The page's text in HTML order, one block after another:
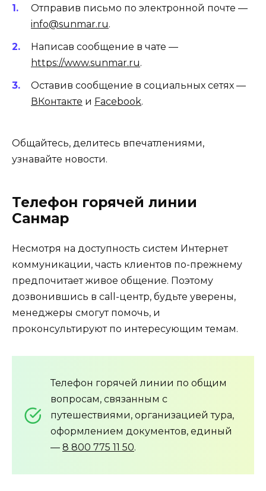
Отправив письмо по электронной почте —
info@sunmar.ru.
Написав сообщение в чате —
https://www.sunmar.ru.
Оставив сообщение в социальных сетях —
ВКонтакте и Facebook.
Общайтесь, делитесь впечатлениями,
узнавайте новости.
Телефон горячей линии
Санмар
Несмотря на доступность систем Интернет
коммуникации, часть клиентов по-прежнему
предпочитает живое общение. Поэтому
дозвонившись в call-центр, будьте уверены,
менеджеры смогут помочь, и
проконсультируют по интересующим темам.
Телефон горячей линии по общим
вопросам, связанным с
путешествиями, организацией тура,
оформлением документов, единый
— 8 800 775 11 50.